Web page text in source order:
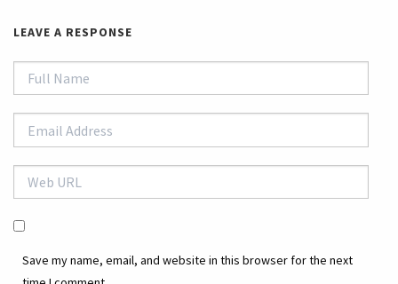
LEAVE A RESPONSE
Save my name, email, and website in this browser for the next